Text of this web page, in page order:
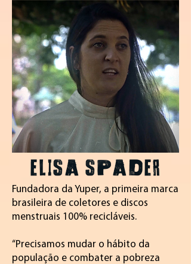
ELISA SPADER
Fundadora da Yuper, a primeira marca
brasileira de coletores e discos
menstruais 100% recicláveis.
“Precisamos mudar o hábito da
população e combater a pobreza